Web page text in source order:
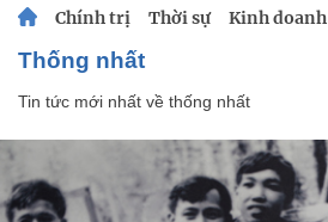
Chính trị Thời sự Kinh doanh
thống nhất
Tin tức mới nhất về thống nhất